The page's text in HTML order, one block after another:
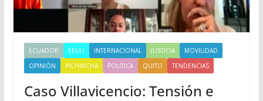
ECUADOR EEUU INTERNACIONAL JUSTICIA
MOVILIDAD
OPINIÓN
PICHINCHA POLITICA QUITO TENDENCIAS
Caso Villavicencio: Tensión e